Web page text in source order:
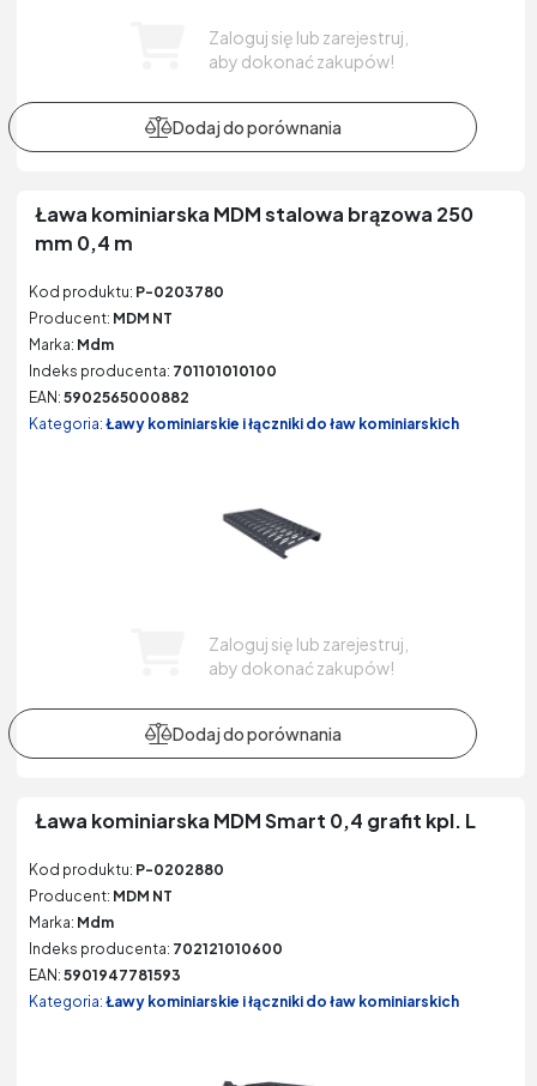
Zaloguj się lub zarejestruj,
aby dokonać zakupów!
Ława kominiarska MDM stalowa brązowa 250
mm 0,4 m
Kod produktu: P-0203780
Producent: MDM NT
Marka: Mdm
Indeks producenta: 701101010100
EAN: 5902565000882
Kategoria: Ławy kominiarskie i łączniki do ław kominiarskich
Zaloguj się lub zarejestruj,
aby dokonać zakupów!
Ława kominiarska MDM Smart 0,4 grafit kpl. L
Kod produktu: P-0202880
Producent: MDM NT
Marka: Mdm
Indeks producenta: 702121010600
EAN: 5901947781593
Kategoria: Ławy kominiarskie i łączniki do ław kominiarskich